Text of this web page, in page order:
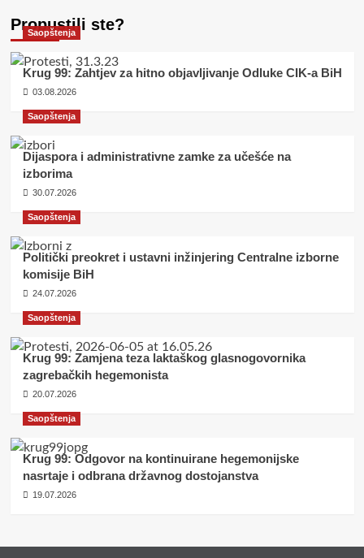
Propustili ste?
Saopštenja
Krug 99: Zahtjev za hitno objavljivanje Odluke CIK-a BiH
03.08.2026
Saopštenja
Dijaspora i administrativne zamke za učešće na
izborima
30.07.2026
Saopštenja
Politički preokret i ustavni inžinjering Centralne izborne
komisije BiH
24.07.2026
Saopštenja
Krug 99: Zamjena teza laktaškog glasnogovornika
zagrebačkih hegemonista
20.07.2026
Saopštenja
Krug 99: Odgovor na kontinuirane hegemonijske
nasrtaje i odbrana državnog dostojanstva
19.07.2026